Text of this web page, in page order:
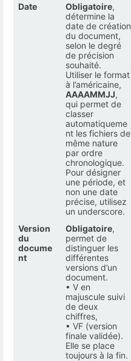
Date Obligatoire,
détermine la
date de création
du document,
selon le degré
de précision
souhaité.
Utiliser le format
à l’américaine,
AAAAMMJJ,
qui permet de
classer
automatiqueme
nt les fichiers de
même nature
par ordre
chronologique.
Pour désigner
une période, et
non une date
précise, utilisez
un underscore.
Version
du
docume
nt
Obligatoire,
permet de
distinguer les
différentes
versions d’un
document.
• V en
majuscule suivi
de deux
chiffres,
• VF (version
finale validée).
Elle se place
toujours à la fin.